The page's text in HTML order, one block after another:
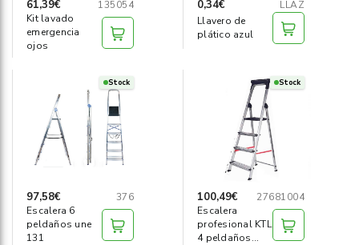
61,39€
135054
Kit lavado
emergencia
ojos
0,34€
LLAZ
Llavero de
plático azul
Stock
97,58€
376
Escalera 6
peldaños une
131
Stock
100,49€
27681004
Escalera
profesional KTL
4 peldaños